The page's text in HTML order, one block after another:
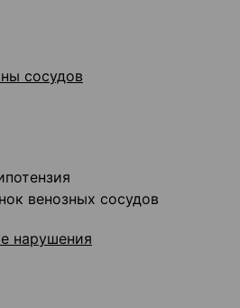
сосудов
венозных сосудов
нарушения